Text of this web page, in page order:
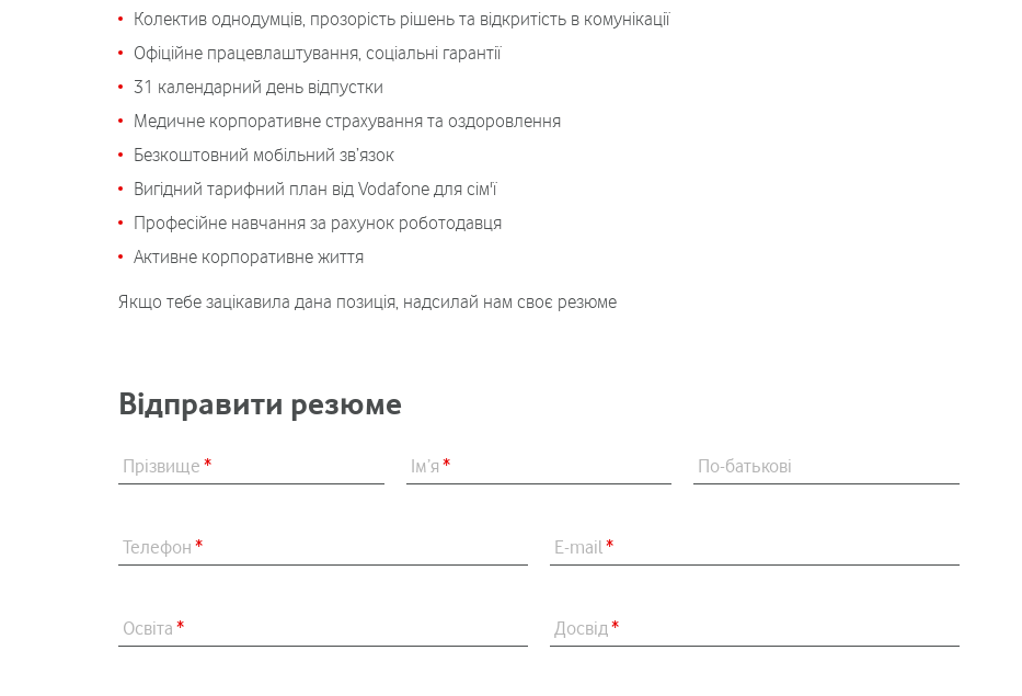
Колектив однодумців, прозорість рішень та відкритість в комунікації
Офіційне працевлаштування, соціальні гарантії
31 календарний день відпустки
Медичне корпоративне страхування та оздоровлення
Безкоштовний мобільний зв’язок
Вигідний тарифний план від Vodafone для сім'ї
Професійне навчання за рахунок роботодавця
Активне корпоративне життя
Якщо тебе зацікавила дана позиція, надсилай нам своє резюме
Відправити резюме
Прізвище * Ім’я * По-батькові
Телефон * E-mail *
Освіта * Досвід *